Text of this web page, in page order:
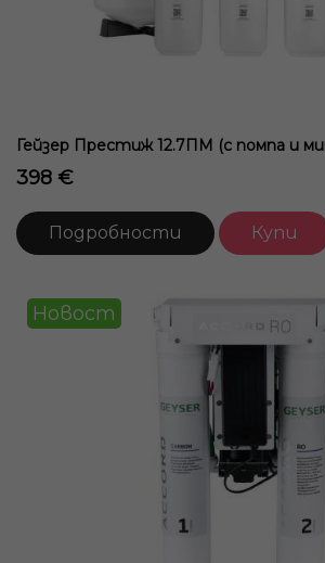
Гейзер Престиж 12.7ПМ (с помпа и
398 €
Подробности Купи
Новост